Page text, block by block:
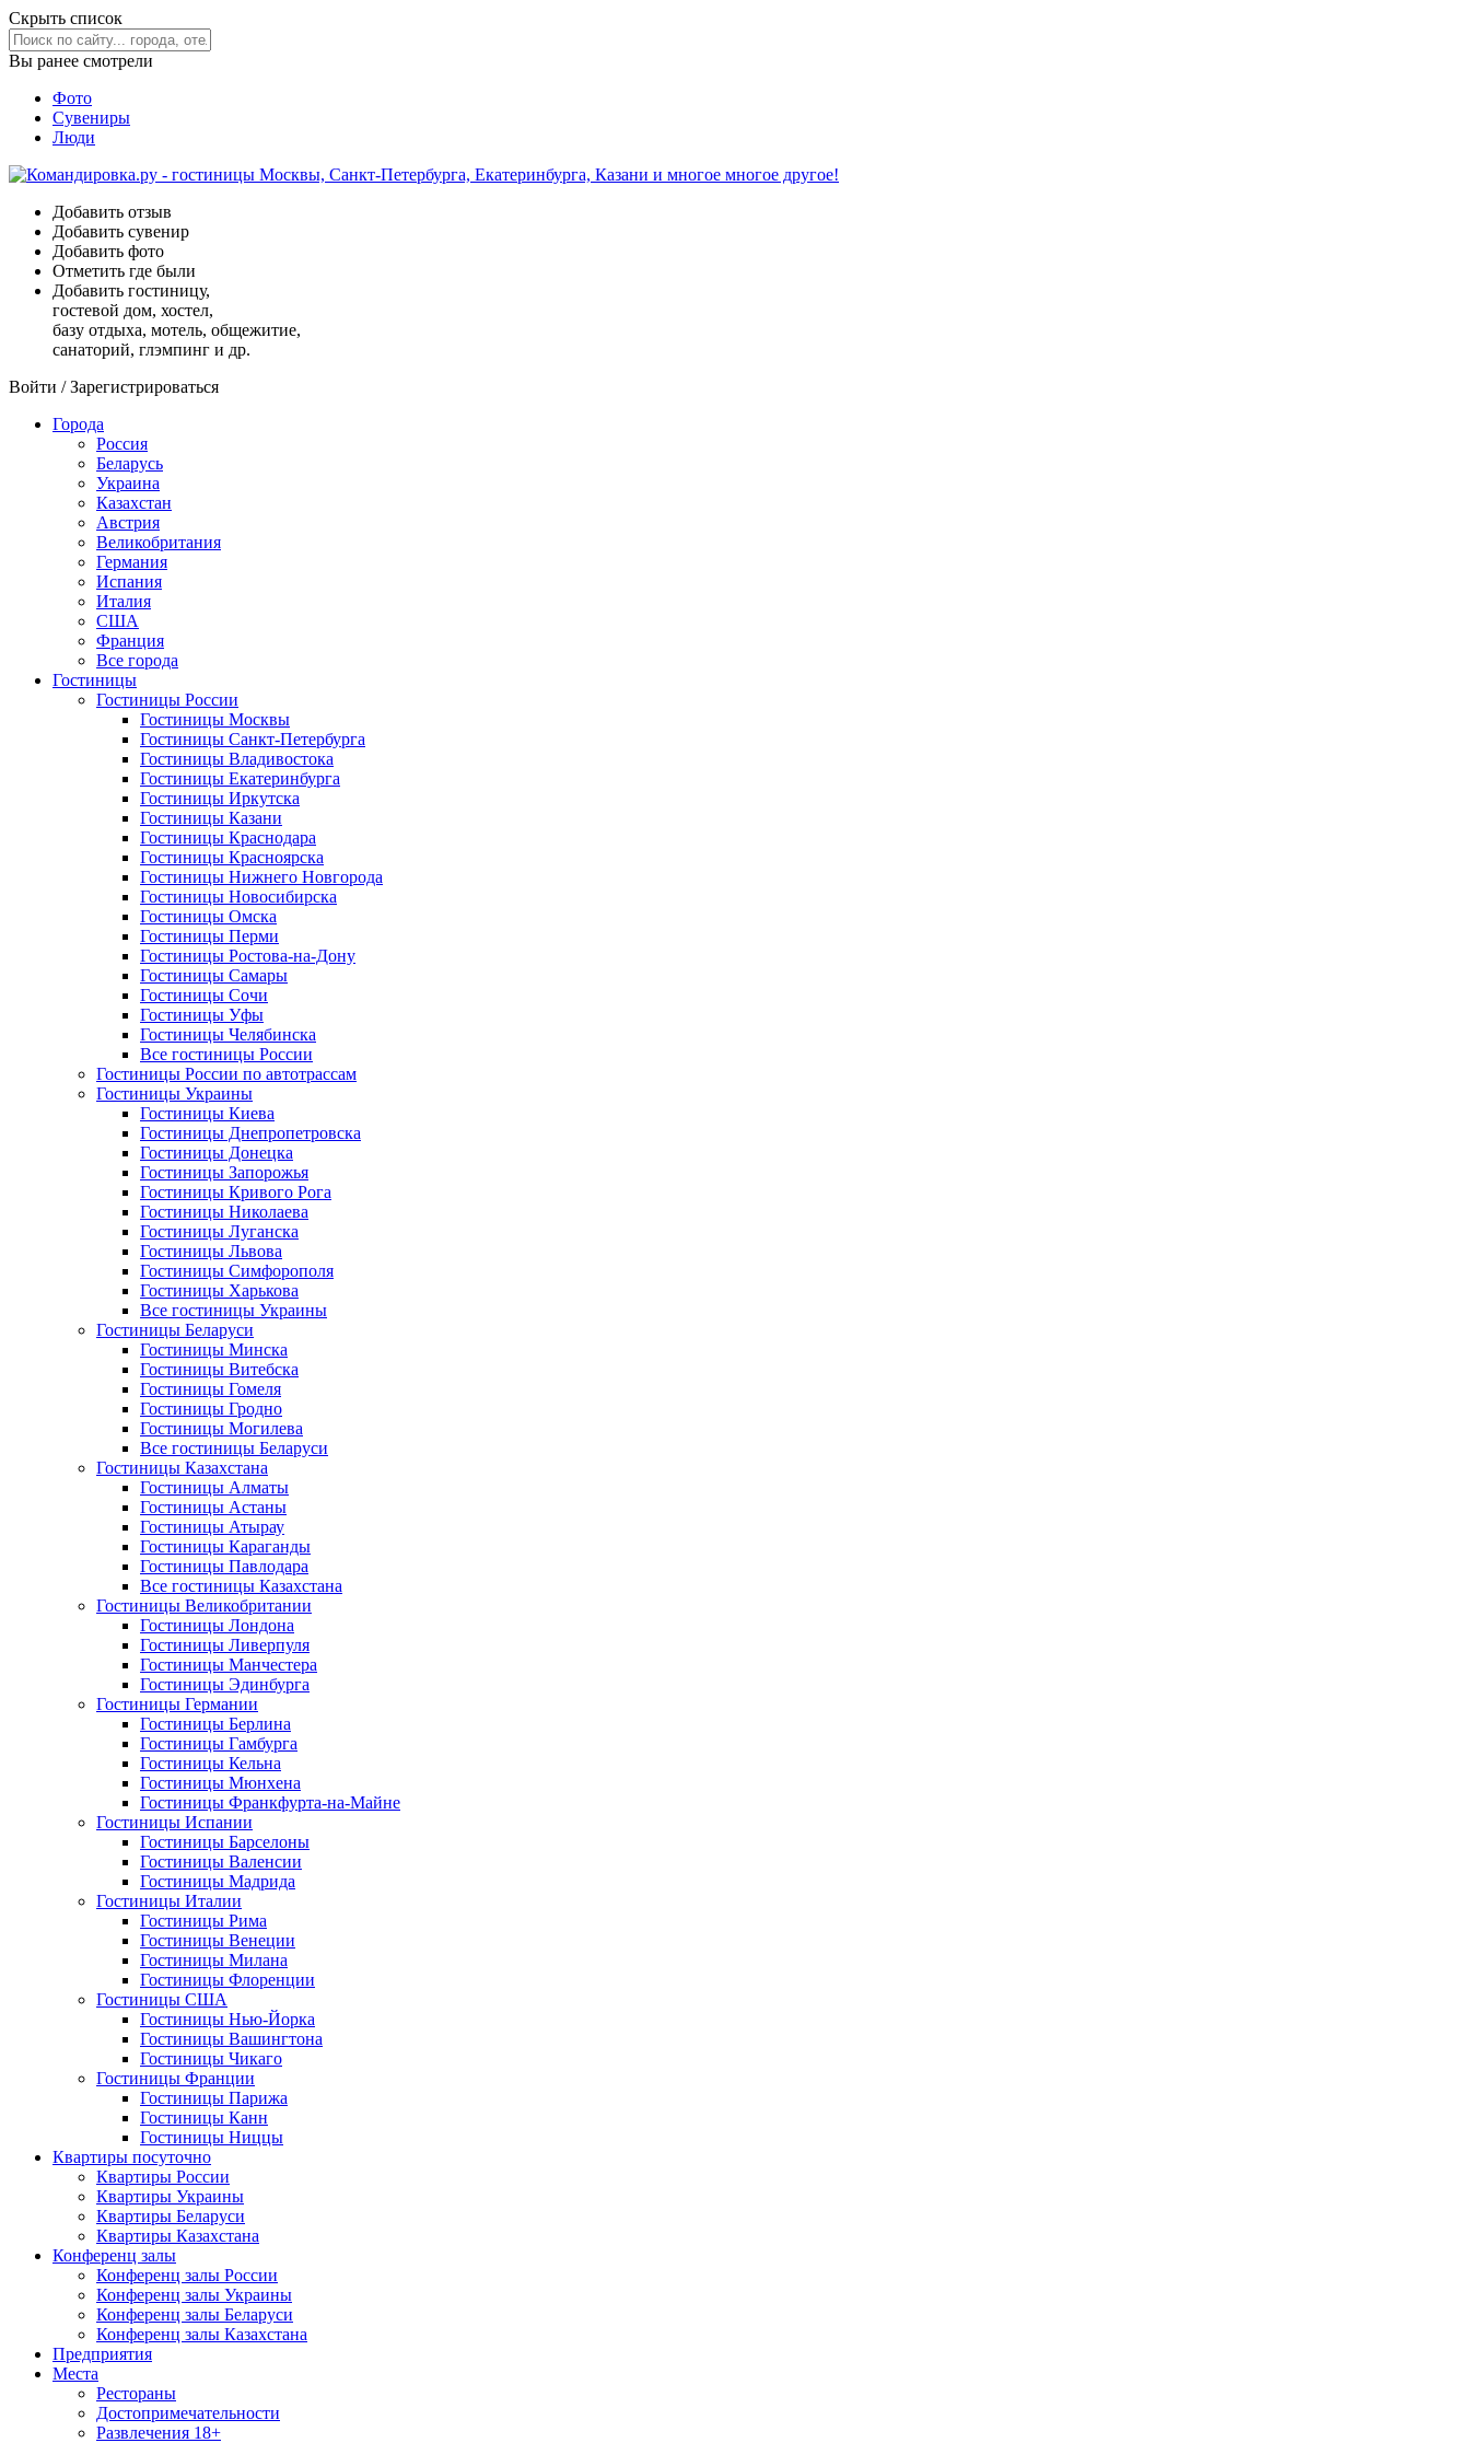
Скрыть список
Вы ранее смотрели
Фото
Сувениры
Люди
Добавить отзыв
Добавить сувенир
Добавить фото
Отметить где были
Добавить гостиницу,
гостевой дом, хостел,
базу отдыха, мотель, общежитие,
санаторий, глэмпинг и др.
Войти /Зарегистрироваться
Города
Россия
Беларусь
Украина
Казахстан
Австрия
Великобритания
Германия
Испания
Италия
США
Франция
Все города
Гостиницы
Гостиницы России
Гостиницы Mосквы
Гостиницы Санкт-Петербурга
Гостиницы Владивостока
Гостиницы Екатеринбурга
Гостиницы Иркутска
Гостиницы Казани
Гостиницы Краснодара
Гостиницы Красноярска
Гостиницы Нижнего Новгорода
Гостиницы Новосибирска
Гостиницы Омска
Гостиницы Перми
Гостиницы Ростова-на-Дону
Гостиницы Самары
Гостиницы Сочи
Гостиницы Уфы
Гостиницы Челябинска
Все гостиницы России
Гостиницы России по автотрассам
Гостиницы Украины
Гостиницы Киева
Гостиницы Днепропетровска
Гостиницы Донецка
Гостиницы Запорожья
Гостиницы Кривого Рога
Гостиницы Николаева
Гостиницы Луганска
Гостиницы Львова
Гостиницы Симфорополя
Гостиницы Харькова
Все гостиницы Украины
Гостиницы Беларуси
Гостиницы Минска
Гостиницы Витебска
Гостиницы Гомеля
Гостиницы Гродно
Гостиницы Могилева
Все гостиницы Беларуси
Гостиницы Казахстана
Гостиницы Алматы
Гостиницы Астаны
Гостиницы Атырау
Гостиницы Караганды
Гостиницы Павлодара
Все гостиницы Казахстана
Гостиницы Великобритании
Гостиницы Лондона
Гостиницы Ливерпуля
Гостиницы Манчестера
Гостиницы Эдинбурга
Гостиницы Германии
Гостиницы Берлина
Гостиницы Гамбурга
Гостиницы Кельна
Гостиницы Мюнхена
Гостиницы Франкфурта-на-Майне
Гостиницы Испании
Гостиницы Барселоны
Гостиницы Валенсии
Гостиницы Мадрида
Гостиницы Италии
Гостиницы Рима
Гостиницы Венеции
Гостиницы Милана
Гостиницы Флоренции
Гостиницы США
Гостиницы Нью-Йорка
Гостиницы Вашингтона
Гостиницы Чикаго
Гостиницы Франции
Гостиницы Парижа
Гостиницы Канн
Гостиницы Ниццы
Квартиры посуточно
Квартиры России
Квартиры Украины
Квартиры Беларуси
Квартиры Казахстана
Конференц залы
Конференц залы России
Конференц залы Украины
Конференц залы Беларуси
Конференц залы Казахстана
Предприятия
Места
Рестораны
Достопримечательности
Развлечения 18+